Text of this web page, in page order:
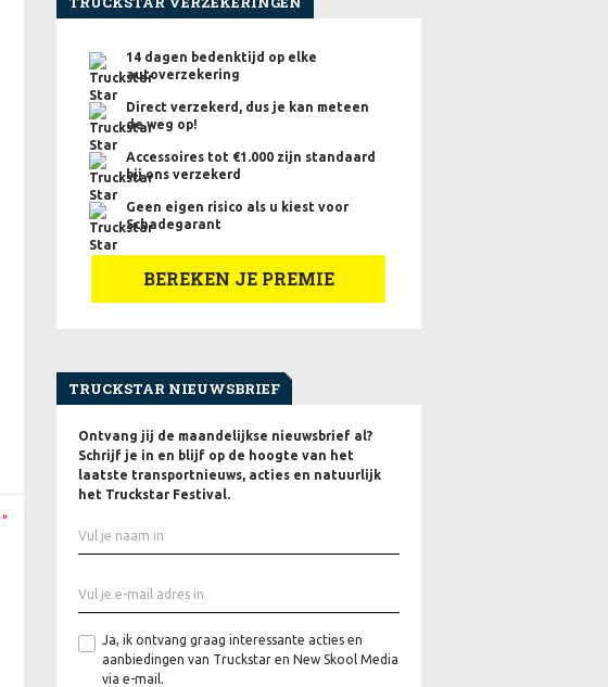
»
14 dagen bedenktijd op elke
autoverzekering
Direct verzekerd, dus je kan meteen
de weg op!
Accessoires tot €1.000 zijn standaard
bij ons verzekerd
Geen eigen risico als u kiest voor
Schadegarant
BEREKEN JE PREMIE
TRUCKSTAR NIEUWSBRIEF
Ontvang jij de maandelijkse nieuwsbrief al?
Schrijf je in en blijf op de hoogte van het
laatste transportnieuws, acties en natuurlijk
het Truckstar Festival.
Ja, ik ontvang graag interessante acties en
aanbiedingen van Truckstar en New Skool Media
via e-mail.